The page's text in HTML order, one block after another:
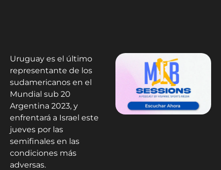
Uruguay es el último
representante de los
sudamericanos en el
Mundial sub 20
Argentina 2023, y
enfrentará a Israel este
jueves por las
semifinales en las
condiciones más
adversas.